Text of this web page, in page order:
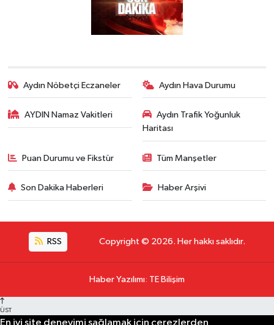
Aydın Nöbetçi Eczaneler Aydın Hava Durumu
AYDIN Namaz Vakitleri
Aydın Trafik Yoğunluk
Haritası
Puan Durumu ve Fikstür Tüm Manşetler
Son Dakika Haberleri Haber Arşivi
RSS Copyright © 2026. Her hakkı saklıdır.
Haber Yazılımı: TE Bilişim
ÜST
En iyi site deneyimi sağlamak için çerezlerden